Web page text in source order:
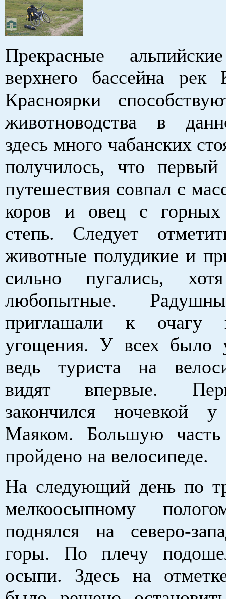
Прекрасные
верхнего бассейна рек
Красноярки
животноводства в
здесь много чабанских
получилось, что
путешествия совпал с
коров и овец с
степь. Следует
животные полудикие и
сильно пугались,
любопытные.
приглашали к
угощения. У всех было
ведь туриста на
видят впервые.
закончился ночевкой
Маяком. Большую
пройдено на велосипеде.
На следующий день по
мелкоосыпному
поднялся на северо-
горы. По плечу
осыпи. Здесь на